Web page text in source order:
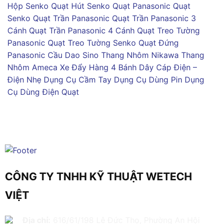
Hộp Senko Quạt Hút Senko Quạt Panasonic Quạt
Senko Quạt Trần Panasonic Quạt Trần Panasonic 3
Cánh Quạt Trần Panasonic 4 Cánh Quạt Treo Tường
Panasonic Quạt Treo Tường Senko Quạt Đứng
Panasonic Cầu Dao Sino Thang Nhôm Nikawa Thang
Nhôm Ameca Xe Đẩy Hàng 4 Bánh Dây Cáp Điện –
Điện Nhẹ Dụng Cụ Cầm Tay Dụng Cụ Dùng Pin Dụng
Cụ Dùng Điện Quạt
CÔNG TY TNHH KỸ THUẬT WETECH
VIỆT